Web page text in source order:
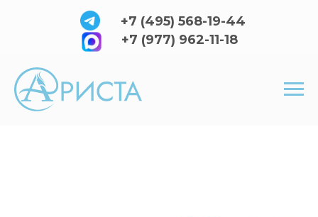
+7 (977) 962-11-18
+7 (495) 568-19-44